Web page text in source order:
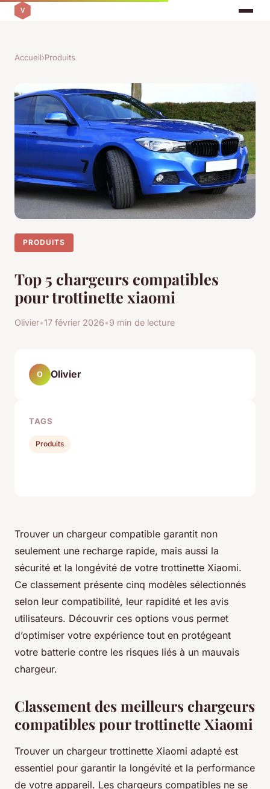
Accueil›Produits
PRODUITS
Top 5 chargeurs compatibles
pour trottinette xiaomi
Olivier•17 février 2026•9 min de lecture
Trouver un chargeur compatible garantit non
seulement une recharge rapide, mais aussi la
sécurité et la longévité de votre trottinette Xiaomi.
Ce classement présente cinq modèles sélectionnés
selon leur compatibilité, leur rapidité et les avis
utilisateurs. Découvrir ces options vous permet
d’optimiser votre expérience tout en protégeant
votre batterie contre les risques liés à un mauvais
chargeur.
Classement des meilleurs chargeurs
compatibles pour trottinette Xiaomi
Trouver un chargeur trottinette Xiaomi adapté est
essentiel pour garantir la longévité et la performance
de votre appareil. Les chargeurs compatibles ne se
O Olivier
TAGS
Produits